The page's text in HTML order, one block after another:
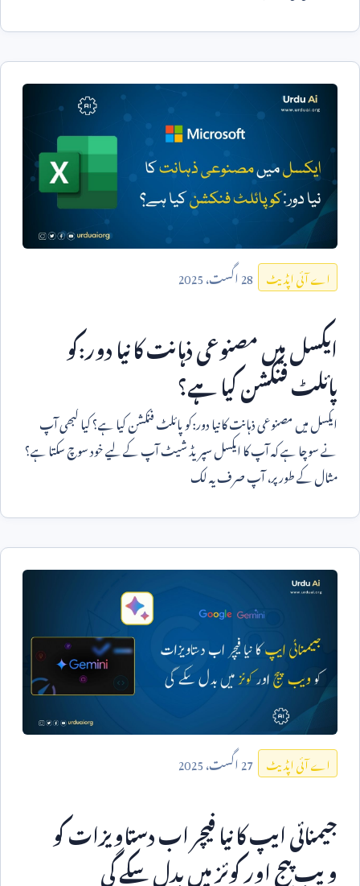
اے آئی اپڈیٹ 28اگست،2025
ایکسل میں مصنوعی ذہانت کا نیا دور:کو
پائلٹ فنکشن کیا ہے؟
ایکسل میں مصنوعی ذہانت کا نیا دور:کو پائلٹ فنکشن کیا ہے؟ کیا کبھی آپ
نے سوچا ہے کہ آپ کا ایکسل سپریڈ شیٹ آپ کے لیے خود سوچ سکتا ہے؟
مثال کے طور پر، آپ صرف یہ لک
اے آئی اپڈیٹ 27اگست،2025
جیمنائی ایپ کا نیا فیچر اب دستاویزات کو
ویب پیج اور کوئز میں بدل سکے گی